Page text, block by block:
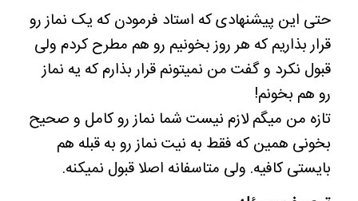
حتی این پیشنهادی که استاد فرمودن که یک نماز رو
قرار بذاریم که هر روز بخونیم رو هم مطرح کردم ولی
قبول نکرد و گفت من نمیتونم قرار بذارم که یه نماز
رو هم بخونم!
تازه من میگم لازم نیست شما نماز رو کامل و صحیح
بخونی همین که فقط به نیت نماز رو به قبله هم
بایستی کافیه. ولی متاسفانه اصلا قبول نمیکنه.